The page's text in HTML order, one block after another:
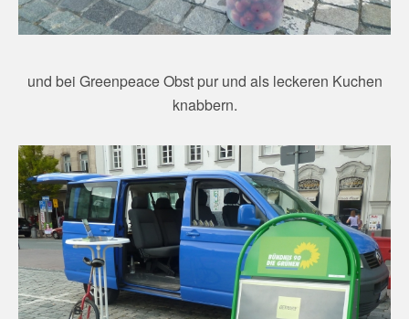
und bei Greenpeace Obst pur und als leckeren Kuchen
knabbern.